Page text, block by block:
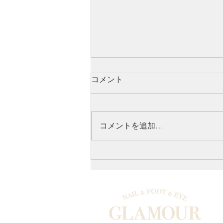
韓国美肌が手に入るララピー
コメント
コメントを追加…